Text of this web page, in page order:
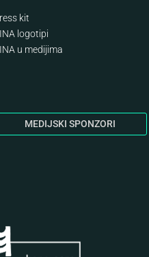
kit
logotipi
u medijima
MEDIJSKI SPONZORI